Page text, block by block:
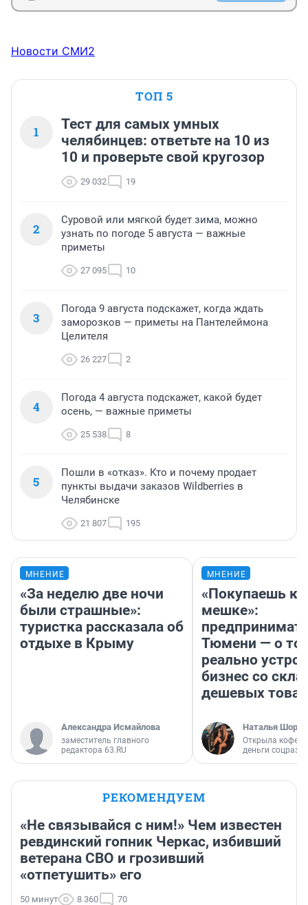
Новости СМИ2
ТОП 5
1
Тест для самых умных
челябинцев: ответьте на 10 из
10 и проверьте свой кругозор
29 032 19
2
Суровой или мягкой будет зима, можно
узнать по погоде 5 августа — важные
приметы
27 095 10
3
Погода 9 августа подскажет, когда ждать
заморозков — приметы на Пантелеймона
Целителя
26 227 2
4
Погода 4 августа подскажет, какой будет
осень, — важные приметы
25 538 8
5
Пошли в «отказ». Кто и почему продает
пункты выдачи заказов Wildberries в
Челябинске
21 807 195
МНЕНИЕ
«За неделю две ночи
были страшные»:
туристка рассказала об
отдыхе в Крыму
Александра Исмайлова
заместитель главного
редактора 63.RU
МНЕНИЕ
«Покупаешь
мешке»:
Тюмени — о
реально
бизнес со
дешевых
Наталья
Открыла
деньги
РЕКОМЕНДУЕМ
«Не связывайся с ним!» Чем известен
ревдинский гопник Черкас, избивший
ветерана СВО и грозивший
«отпетушить» его
50 минут 8 360 70